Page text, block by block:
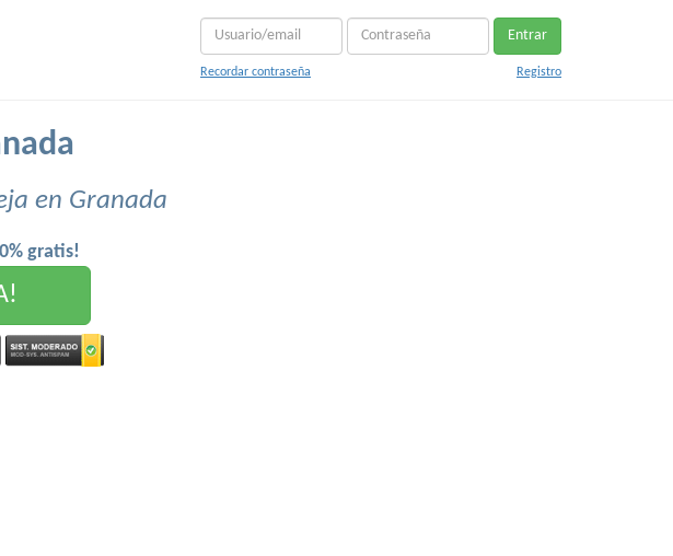
Entrar
Recordar contraseña Registro
en Granada
gratis!